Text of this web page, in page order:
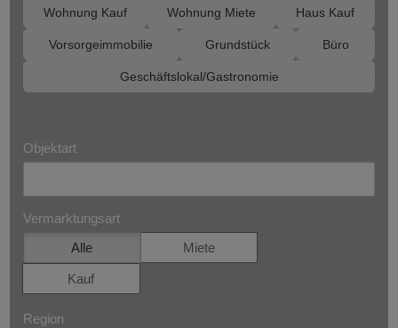
Wohnung Kauf Wohnung Miete Haus Kauf
Vorsorgeimmobilie Grundstück Büro
Geschäftslokal/Gastronomie
Objektart
Vermarktungsart
Alle
Miete
Kauf
Region